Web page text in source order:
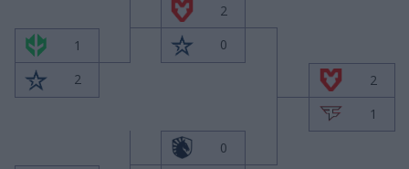
2
1
0
2
2
1
0